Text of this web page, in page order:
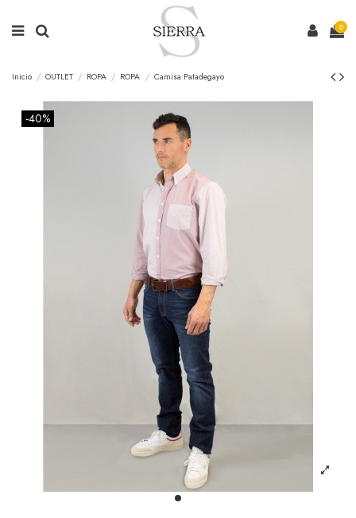
0
Inicio OUTLET ROPA ROPA Camisa Patadegayo
-40%